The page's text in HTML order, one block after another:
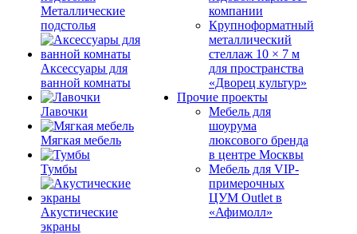
Металлические
подстолья
Аксессуары для
ванной комнаты
Лавочки
Мягкая мебель
Тумбы
Акустические
экраны
компании
Крупноформатный
металлический
стеллаж 10 × 7 м
для пространства
«Дворец культур»
Прочие проекты
Мебель для
шоурума
люксового бренда
в центре Москвы
Мебель для VIP-
примерочных
ЦУМ Outlet в
«Афимолл»